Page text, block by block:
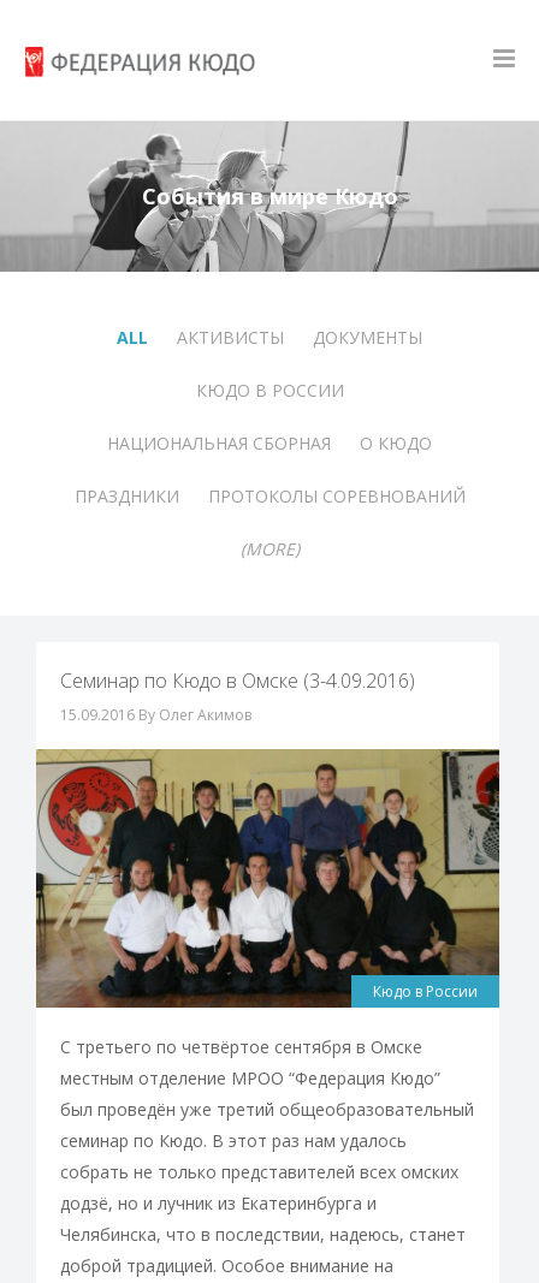
События в мире Кюдо
ALL АКТИВИСТЫ ДОКУМЕНТЫ
КЮДО В РОССИИ
НАЦИОНАЛЬНАЯ СБОРНАЯ О КЮДО
ПРАЗДНИКИ ПРОТОКОЛЫ СОРЕВНОВАНИЙ
(MORE)
Семинар по Кюдо в Омске (3-4.09.2016)
15.09.2016 By Олег Акимов
Кюдо в России
С третьего по четвёртое сентября в Омске
местным отделение МРОО “Федерация Кюдо”
был проведён уже третий общеобразовательный
семинар по Кюдо. В этот раз нам удалось
собрать не только представителей всех омских
додзё, но и лучник из Екатеринбурга и
Челябинска, что в последствии, надеюсь, станет
доброй традицией. Особое внимание на